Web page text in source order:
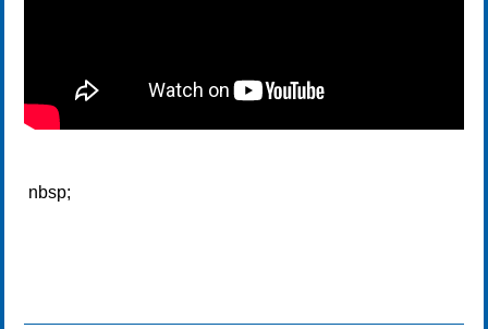
nbsp;